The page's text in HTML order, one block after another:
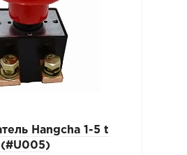
Hangcha 1-5 t